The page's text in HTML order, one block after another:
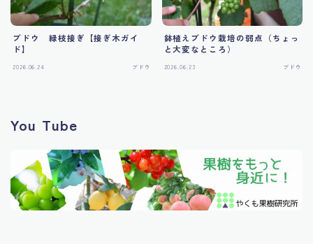
ブドウ 緑枝接ぎ【接ぎ木ガイ
ド】
2026.06.24 ブドウ
鉢植えブドウ栽培の弱点（ちょっ
と大変なところ）
2026.06.23 ブドウ
You Tube